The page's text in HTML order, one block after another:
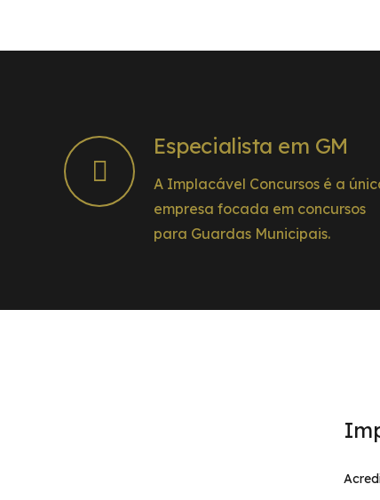
Especialista em GM
A Implacável Concursos é a
empresa focada em concursos
para Guardas Municipais.